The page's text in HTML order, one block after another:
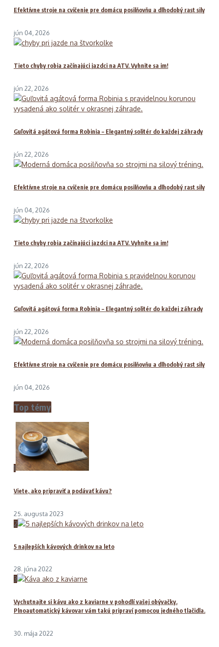
Efektívne stroje na cvičenie pre domácu posilňovňu a dlhodobý rast sily
jún 04, 2026
Tieto chyby robia začínajúci jazdci na ATV. Vyhnite sa im!
jún 22, 2026
Guľovitá agátová forma Robinia – Elegantný solitér do každej záhrady
jún 22, 2026
Efektívne stroje na cvičenie pre domácu posilňovňu a dlhodobý rast sily
jún 04, 2026
Tieto chyby robia začínajúci jazdci na ATV. Vyhnite sa im!
jún 22, 2026
Guľovitá agátová forma Robinia – Elegantný solitér do každej záhrady
jún 22, 2026
Efektívne stroje na cvičenie pre domácu posilňovňu a dlhodobý rast sily
jún 04, 2026
Top témy
1
Viete, ako pripraviť a podávať kávu?
25. augusta 2023
2
5 najlepších kávových drinkov na leto
28. júna 2022
3
Vychutnajte si kávu ako z kaviarne v pohodlí vašej obývačky.
Plnoautomatický kávovar vám takú pripraví pomocou jedného tlačidla.
30. mája 2022